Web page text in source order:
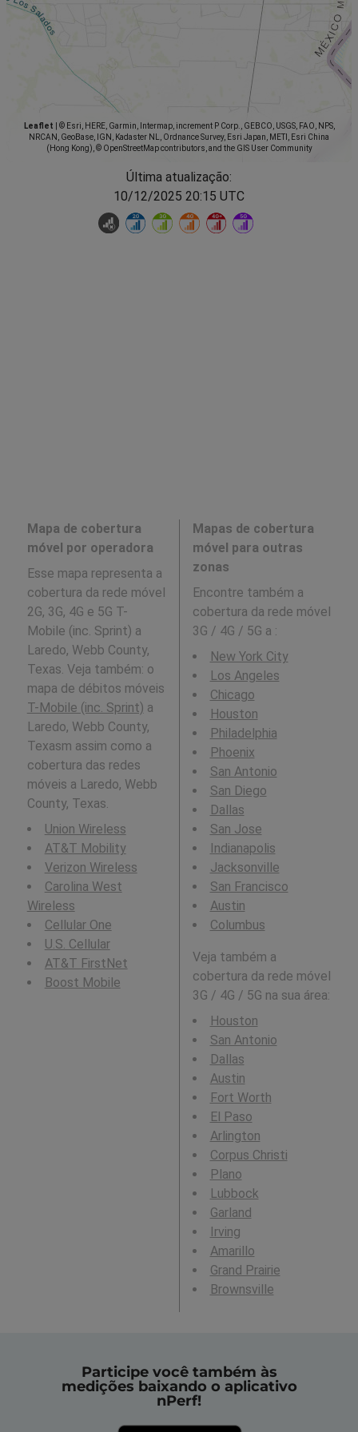
Leaflet
© Esri, HERE, Garmin, Intermap, increment P Corp., GEBCO, USGS, FAO, NPS,
NRCAN, GeoBase, IGN, Kadaster NL, Ordnance Survey, Esri Japan, METI, Esri China
(Hong Kong), © OpenStreetMap contributors, and the GIS User Community
Última atualização:
10/12/2025 20:15 UTC
Mapa de cobertura
móvel por operadora
Esse mapa representa a
cobertura da rede móvel
2G, 3G, 4G e 5G T-
Mobile (inc. Sprint) a
Laredo, Webb County,
Texas. Veja também: o
mapa de débitos móveis
T-Mobile (inc. Sprint) a
Laredo, Webb County,
Texasm assim como a
cobertura das redes
móveis a Laredo, Webb
County, Texas.
Union Wireless
AT&T Mobility
Verizon Wireless
Carolina West
Wireless
Cellular One
U.S. Cellular
AT&T FirstNet
Boost Mobile
Mapas de cobertura
móvel para outras
zonas
Encontre também a
cobertura da rede móvel
3G / 4G / 5G a :
New York City
Los Angeles
Chicago
Houston
Philadelphia
Phoenix
San Antonio
San Diego
Dallas
San Jose
Indianapolis
Jacksonville
San Francisco
Austin
Columbus
Veja também a
cobertura da rede móvel
3G / 4G / 5G na sua área:
Houston
San Antonio
Dallas
Austin
Fort Worth
El Paso
Arlington
Corpus Christi
Plano
Lubbock
Garland
Irving
Amarillo
Grand Prairie
Brownsville
Participe você também às
medições baixando o aplicativo
nPerf!